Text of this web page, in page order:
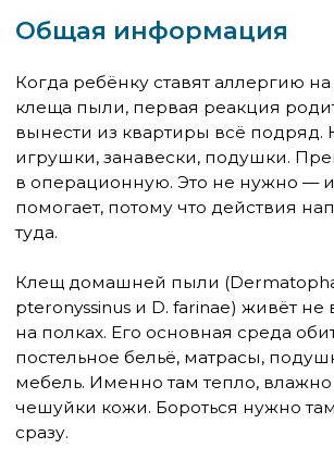
сразу.
Спальня — главный фронт
Если у вас ограниченный ресурс времени и
экспозиции к аллергену клеща.
Постельное бельё
Стирайте его каждые 7–10 дней при температуре
не ниже 60°C. Это критически важный параметр:
при 60°C клещи погибают за 30 минут, при 40°C —
выживают. Большинство современных
стиральных машин имеют гигиенический цикл
или программу 60°C — используйте именно её.
После стирки сушите бельё полностью.
Влажность — главное условие жизни клеща.